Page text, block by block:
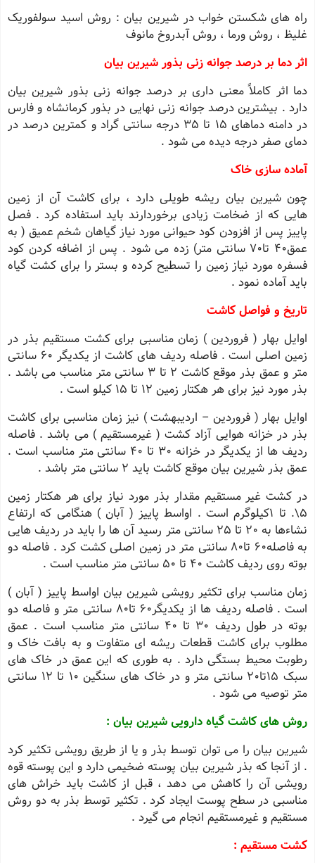
راه های شکستن خواب در شیرین بیان : روش اسید سولفوریک
غلیظ ، روش ورما ، روش آبدروخ مانوف
اثر دما بر درصد جوانه زنی بذور شیرین بیان
دما اثر کاملاً معنی داری بر درصد جوانه زنی بذور شیرین بیان
دارد . بیشترین درصد جوانه زنی نهایی در بذور کرمانشاه و فارس
در دامنه دماهای 15 تا 35 درجه سانتی گراد و کمترین درصد در
دمای صفر درجه دیده می شود .
آماده سازی خاک
چون شیرین بیان ریشه طویلی دارد ، برای کاشت آن از زمین
هایی که از ضخامت زیادی برخوردارند باید استفاده کرد . فصل
پاییز پس از افزودن کود حیوانی مورد نیاز گیاهان شخم عمیق ( به
عمق40 تا70 سانتی متر) زده می شود . پس از اضافه کردن کود
فسفره مورد نیاز زمین را تسطیح کرده و بستر را برای کشت گیاه
باید آماده نمود .
تاریخ و فواصل کاشت
اوایل بهار ( فروردین ) زمان مناسبی برای کشت مستقیم بذر در
زمین اصلی است . فاصله ردیف های کاشت از یکدیگر 60 سانتی
متر و عمق بذر موقع کاشت 2 تا 3 سانتی متر مناسب می باشد .
بذر مورد نیز برای هر هکتار زمین 12 تا 15 کیلو است .
اوایل بهار ( فروردین – اردیبهشت ) نیز زمان مناسبی برای کاشت
بذر در خزانه هوایی آزاد کشت ( غیرمستقیم ) می باشد . فاصله
ردیف ها از یکدیگر در خزانه 30 تا 40 سانتی متر مناسب است .
عمق بذر شیرین بیان موقع کاشت باید 2 سانتی متر باشد .
در کشت غیر مستقیم مقدار بذر مورد نیاز برای هر هکتار زمین
5\. تا 1کیلوگرم است . اواسط پاییز ( آبان ) هنگامی که ارتفاع
نشاءها به 20 تا 25 سانتی متر رسید آن ها را باید در ردیف هایی
به فاصله60 تا80 سانتی متر در زمین اصلی کشت کرد . فاصله دو
بوته روی ردیف کاشت 40 تا 50 سانتی متر مناسب است .
زمان مناسب برای تکثیر رویشی شیرین بیان اواسط پاییز ( آبان )
است . فاصله ردیف ها از یکدیگر60 تا80 سانتی متر و فاصله دو
بوته در طول ردیف 30 تا 40 سانتی متر مناسب است . عمق
مطلوب برای کاشت قطعات ریشه ای متفاوت و به بافت خاک و
رطوبت محیط بستگی دارد . به طوری که این عمق در خاک های
سبک 15تا20 سانتی متر و در خاک های سنگین 10 تا 12 سانتی
متر توصیه می شود .
روش های کاشت گیاه دارویی شیرین بیان :
شیرین بیان را می توان توسط بذر و یا از طریق رویشی تکثیر کرد
. از آنجا که بذر شیرین بیان پوسته ضخیمی دارد و این پوسته قوه
رویشی آن را کاهش می دهد ، قبل از کاشت باید خراش های
مناسبی در سطح پوست ایجاد کرد . تکثیر توسط بذر به دو روش
مستقیم و غیرمستقیم انجام می گیرد .
کشت مستقیم :